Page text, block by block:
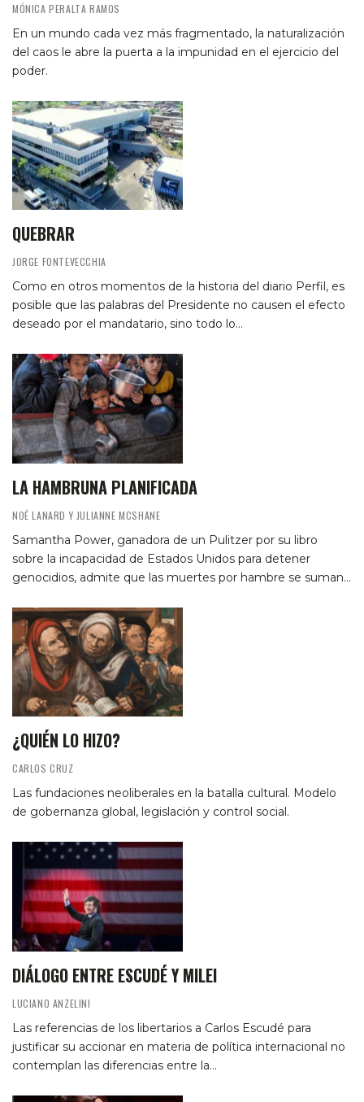
MÓNICA PERALTA RAMOS
En un mundo cada vez más fragmentado, la naturalización
del caos le abre la puerta a la impunidad en el ejercicio del
poder.
QUEBRAR
JORGE FONTEVECCHIA
Como en otros momentos de la historia del diario Perfil, es
posible que las palabras del Presidente no causen el efecto
deseado por el mandatario, sino todo lo…
LA HAMBRUNA PLANIFICADA
NOÉ LANARD Y JULIANNE MCSHANE
Samantha Power, ganadora de un Pulitzer por su libro
sobre la incapacidad de Estados Unidos para detener
genocidios, admite que las muertes por hambre se suman…
¿QUIÉN LO HIZO?
CARLOS CRUZ
Las fundaciones neoliberales en la batalla cultural. Modelo
de gobernanza global, legislación y control social.
DIÁLOGO ENTRE ESCUDÉ Y MILEI
LUCIANO ANZELINI
Las referencias de los libertarios a Carlos Escudé para
justificar su accionar en materia de política internacional no
contemplan las diferencias entre la…